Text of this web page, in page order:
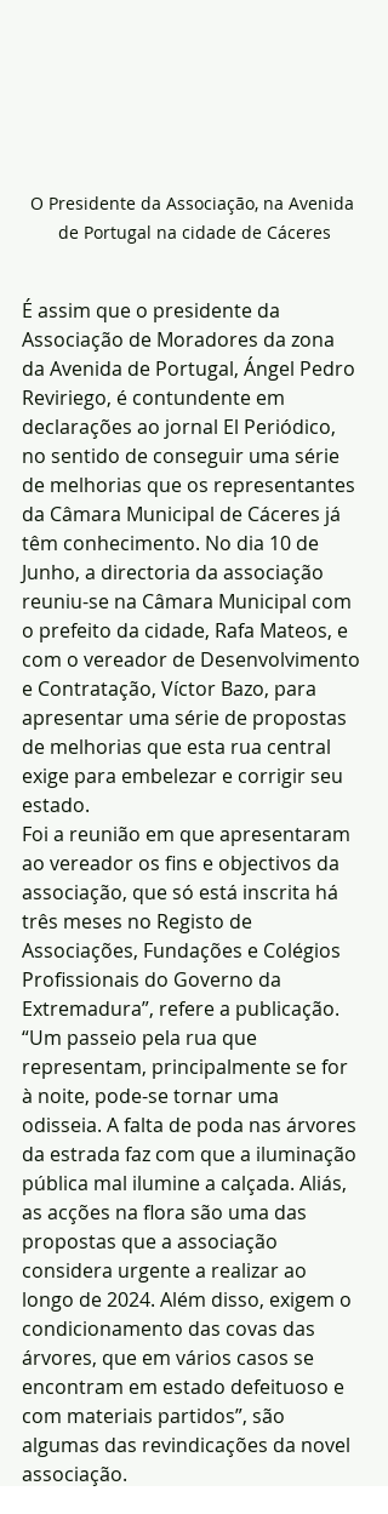
O Presidente da Associação, na Avenida
de Portugal na cidade de Cáceres
É assim que o presidente da
Associação de Moradores da zona
da Avenida de Portugal, Ángel Pedro
Reviriego, é contundente em
declarações ao jornal El Periódico,
no sentido de conseguir uma série
de melhorias que os representantes
da Câmara Municipal de Cáceres já
têm conhecimento. No dia 10 de
Junho, a directoria da associação
reuniu-se na Câmara Municipal com
o prefeito da cidade, Rafa Mateos, e
com o vereador de Desenvolvimento
e Contratação, Víctor Bazo, para
apresentar uma série de propostas
de melhorias que esta rua central
exige para embelezar e corrigir seu
estado.
Foi a reunião em que apresentaram
ao vereador os fins e objectivos da
associação, que só está inscrita há
três meses no Registo de
Associações, Fundações e Colégios
Profissionais do Governo da
Extremadura”, refere a publicação.
“Um passeio pela rua que
representam, principalmente se for
à noite, pode-se tornar uma
odisseia. A falta de poda nas árvores
da estrada faz com que a iluminação
pública mal ilumine a calçada. Aliás,
as acções na flora são uma das
propostas que a associação
considera urgente a realizar ao
longo de 2024. Além disso, exigem o
condicionamento das covas das
árvores, que em vários casos se
encontram em estado defeituoso e
com materiais partidos”, são
algumas das revindicações da novel
associação.